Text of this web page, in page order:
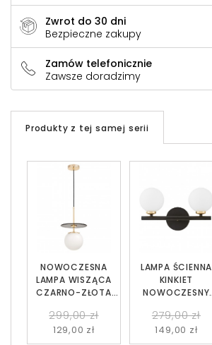
Zwrot do 30 dni
Bezpieczne zakupy
Zamów telefonicznie
Zawsze doradzimy
Produkty z tej samej serii
LAMPA ŚCIENNA
KINKIET
NOWOCZESNY
MARSIADA W2
279,00 zł
149,00 zł
NOWOCZESNA
LAMPA WISZĄCA
CZARNO-ZŁOTA
299,00 zł
129,00 zł